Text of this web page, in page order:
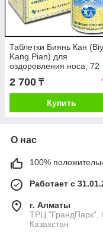
Таблетки Биянь Кан
Kang Pian) для
оздоровления носа, 72
2 700 ₸
Купить
О нас
100%
Работает с
г. Алматы
ТРЦ "ГрандПарк",
Казахстан